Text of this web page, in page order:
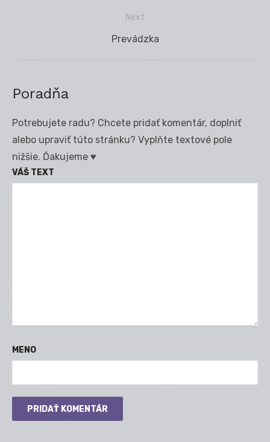
Next
Next
Prevádzka
Poradňa
Potrebujete radu? Chcete pridať komentár, doplniť
alebo upraviť túto stránku? Vyplňte textové pole
nižšie. Ďakujeme ♥
VÁŠ TEXT
MENO